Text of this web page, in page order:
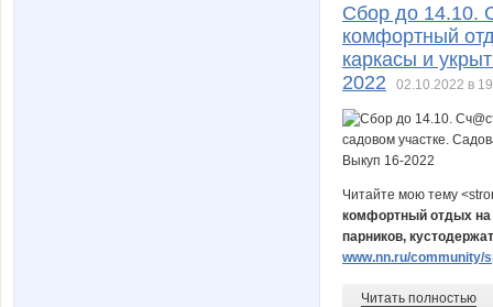
Сбор до 14.10.
комфортный
каркасы и
2022
02.10.2022 в
Читайте мою тему
комфортный отдых на
парников,
www.nn.ru/community/
Читать полностью